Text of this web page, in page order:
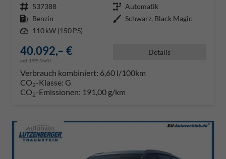
Fahrzeugnr. 537388 Getriebe Automatik
Kraftstoff Benzin Außenfarbe Schwarz, Black Magic
Leistung 110 kW (150 PS)
40.092,– €
incl. 19% MwSt.
Details
Verbrauch kombiniert: 6,60 l/100km
CO2-Klasse: G
CO2-Emissionen: 191,00 g/km